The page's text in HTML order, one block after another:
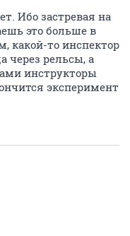
Ибо застревая на
это больше в
какой-то инспектор
через рельсы, а
инструкторы
эксперимент